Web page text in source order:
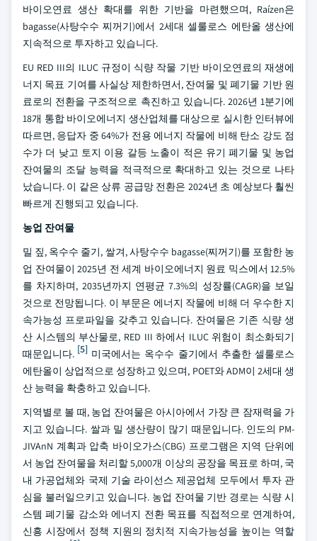
바이오연료 생산 확대를 위한 기반을 마련했으며, Raízen은
bagasse(사탕수수 찌꺼기)에서 2세대 셀룰로스 에탄올 생산에
지속적으로 투자하고 있습니다.
EU RED III의 ILUC 규정이 식량 작물 기반 바이오연료의 재생에
너지 목표 기여를 사실상 제한하면서, 잔여물 및 폐기물 기반 원
료로의 전환을 구조적으로 촉진하고 있습니다. 2026년 1분기에
18개 통합 바이오에너지 생산업체를 대상으로 실시한 인터뷰에
따르면, 응답자 중 64%가 전용 에너지 작물에 비해 탄소 강도 점
수가 더 낮고 토지 이용 갈등 노출이 적은 유기 폐기물 및 농업
잔여물의 조달 능력을 적극적으로 확대하고 있는 것으로 나타
났습니다. 이 같은 상류 공급망 전환은 2024년 초 예상보다 훨씬
빠르게 진행되고 있습니다.
농업 잔여물
밀 짚, 옥수수 줄기, 쌀겨, 사탕수수 bagasse(찌꺼기)를 포함한 농
업 잔여물이 2025년 전 세계 바이오에너지 원료 믹스에서 12.5%
를 차지하며, 2035년까지 연평균 7.3%의 성장률(CAGR)을 보일
것으로 전망됩니다. 이 부문은 에너지 작물에 비해 더 우수한 지
속가능성 프로파일을 갖추고 있습니다. 잔여물은 기존 식량 생
산 시스템의 부산물로, RED III 하에서 ILUC 위험이 최소화되기
때문입니다. [5] 미국에서는 옥수수 줄기에서 추출한 셀룰로스
에탄올이 상업적으로 성장하고 있으며, POET와 ADM이 2세대 생
산 능력을 확충하고 있습니다.
지역별로 볼 때, 농업 잔여물은 아시아에서 가장 큰 잠재력을 가
지고 있습니다. 쌀과 밀 생산량이 많기 때문입니다. 인도의 PM-
JIVAnN 계획과 압축 바이오가스(CBG) 프로그램은 지역 단위에
서 농업 잔여물을 처리할 5,000개 이상의 공장을 목표로 하며, 국
내 가공업체와 국제 기술 라이선스 제공업체 모두에서 투자 관
심을 불러일으키고 있습니다. 농업 잔여물 기반 경로는 식량 시
스템 폐기물 감소와 에너지 전환 목표를 직접적으로 연계하여,
신흥 시장에서 정책 지원의 정치적 지속가능성을 높이는 역할